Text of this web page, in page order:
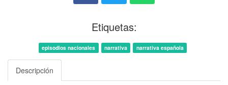
Etiquetas:
episodios nacionales narrativa narrativa española
Descripción